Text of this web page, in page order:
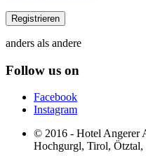
anders als andere
Follow us on
Facebook
Instagram
© 2016 - Hotel Angerer
Hochgurgl, Tirol, Ötztal,